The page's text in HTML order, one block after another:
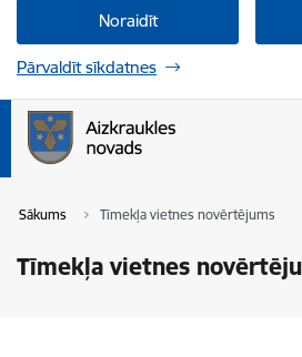
Noraidīt
Pārvaldīt sīkdatnes
Sākums Tīmekļa vietnes novērtējums
Tīmekļa vietnes